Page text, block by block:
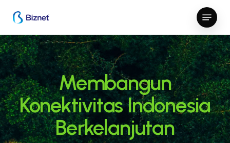
main
content
Menu
Membangun
Konektivitas Indonesia
Berkelanjutan
Menu